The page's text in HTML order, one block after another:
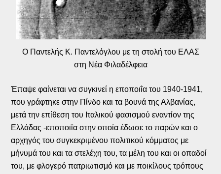
Ο Παντελής Κ. Παντελόγλου με τη στολή του ΕΛΑΣ
στη Νέα Φιλαδέλφεια
Έπαψε φαίνεται να συγκινεί η εποποιΐα του 1940-1941,
που γράφτηκε στην Πίνδο και τα βουνά της Αλβανίας,
μετά την επίθεση του Ιταλικού φασισμού εναντίον της
Ελλάδας -εποποιΐα στην οποία έδωσε το παρών και ο
αρχηγός του συγκεκριμένου πολιτικού κόμματος με
μήνυμά του και τα στελέχη του, τα μέλη του και οι οπαδοί
του, με φλογερό πατριωτισμό και με ποικίλους τρόπους